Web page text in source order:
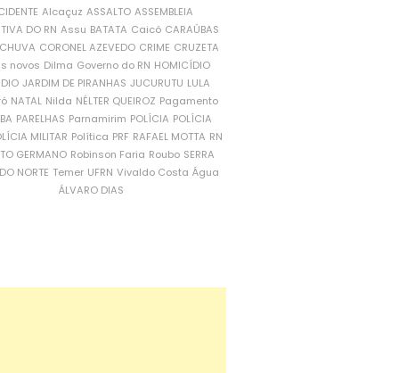
Alcaçuz ASSALTO ASSEMBLEIA
DO RN Assu BATATA Caicó CARAÚBAS
CORONEL AZEVEDO CRIME CRUZETA
novos Dilma Governo do RN HOMICÍDIO
JARDIM DE PIRANHAS JUCURUTU LULA
NATAL Nilda NÉLTER QUEIROZ Pagamento
PARELHAS Parnamirim POLÍCIA POLÍCIA
MILITAR Política PRF RAFAEL MOTTA RN
GERMANO Robinson Faria Roubo SERRA
NORTE Temer UFRN Vivaldo Costa Água
ÁLVARO DIAS